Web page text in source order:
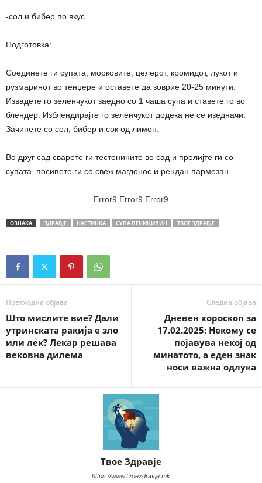
-сол и бибер по вкус
Подготовка:
Соединете ги супата, морковите, целерот, кромидот, лукот и
рузмаринот во тенџере и оставете да зоврие 20-25 минути.
Извадете го зеленчукот заедно со 1 чаша супа и ставете го во
блендер. Изблендирајте го зеленчукот додека не се изедначи.
Зачинете со сол, бибер и сок од лимон.
Во друг сад сварете ги тестенините во сад и прелијте ги со
супата, посипете ги со свеж магдонос и рендан пармезан.
Error9 Error9 Error9
ОЗНАКА ЗДРАВЈЕ НАСТИНКА СУПА ПЕНИЦИЛИН ТВОЕ ЗДРАВЈЕ
Претходна објава
Што мислите вие? Дали
утринската ракија е зло
или лек? Лекар решава
вековна дилема
Следна објава
Дневен хороскоп за
17.02.2025: Некому се
појавува некој од
минатото, а еден знак
носи важна одлука
Твое Здравје
https://www.tvoezdravje.mk